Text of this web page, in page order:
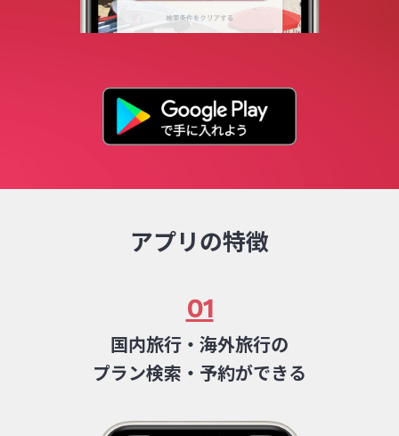
アプリの特徴
01
国内旅行・海外旅行の
プラン検索・予約ができる